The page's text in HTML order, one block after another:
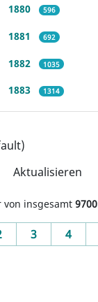
1880 596
1881 692
1882 1035
1883 1314
Aktualisieren
von insgesamt 9700
3 4